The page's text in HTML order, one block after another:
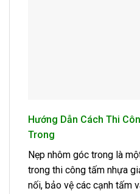
Hướng Dẫn Cách Thi
Trong
Nẹp nhôm góc trong là
trong thi công tấm nhựa
nối, bảo vệ các cạnh tấm